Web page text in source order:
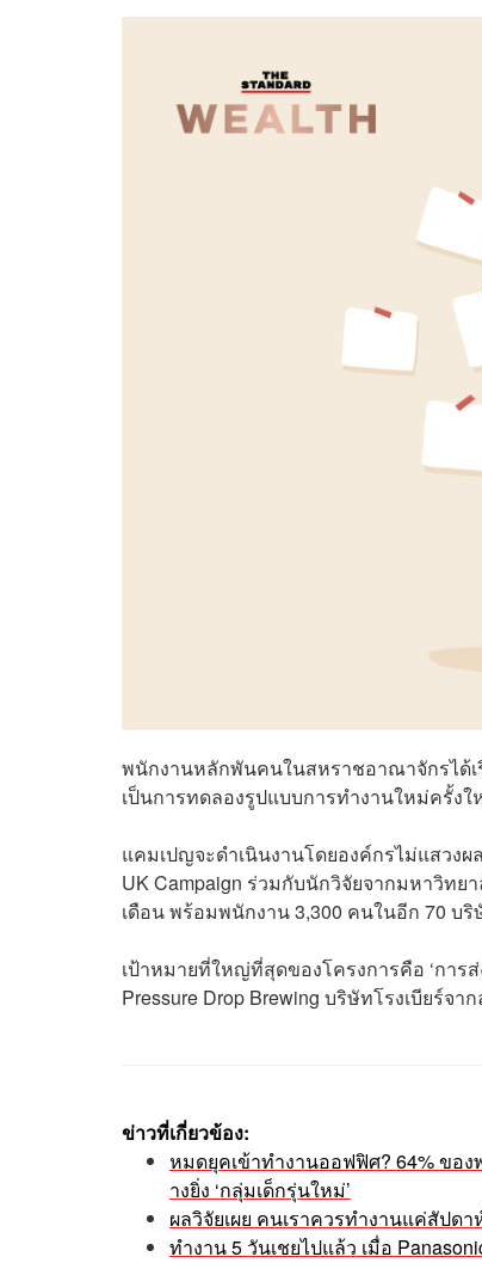
พนักงานหลักพันคนในสหราชอาณาจักรได้เ
เป็นการทดลองรูปแบบการทำงานใหม่ครั้ง
แคมเปญจะดำเนินงานโดยองค์กรไม่แสวงผ
UK Campaign ร่วมกับนักวิจัยจากมหาวิทย
เดือน พร้อมพนักงาน 3,300 คนในอีก 70 บ
เป้าหมายที่ใหญ่ที่สุดของโครงการคือ ‘การ
Pressure Drop Brewing บริษัทโรงเบียร์จ
ข่าวที่เกี่ยวข้อง:
หมดยุคเข้าทำงานออฟฟิศ? 64% ของ
างยิ่ง ‘กลุ่มเด็กรุ่นใหม่’
ผลวิจัยเผย คนเราควรทำงานแค่สัปด
ทำงาน 5 วันเชยไปแล้ว เมื่อ